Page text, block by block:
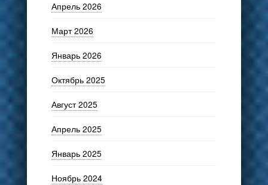
Апрель 2026
Март 2026
Январь 2026
Октябрь 2025
Август 2025
Апрель 2025
Январь 2025
Ноябрь 2024